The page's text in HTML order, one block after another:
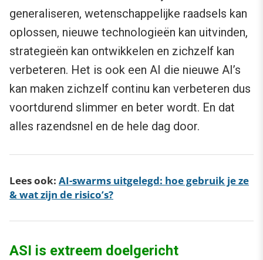
generaliseren, wetenschappelijke raadsels kan
oplossen, nieuwe technologieën kan uitvinden,
strategieën kan ontwikkelen en zichzelf kan
verbeteren. Het is ook een AI die nieuwe AI’s
kan maken zichzelf continu kan verbeteren dus
voortdurend slimmer en beter wordt. En dat
alles razendsnel en de hele dag door.
Lees ook: AI-swarms uitgelegd: hoe gebruik je ze
& wat zijn de risico’s?
ASI is extreem doelgericht